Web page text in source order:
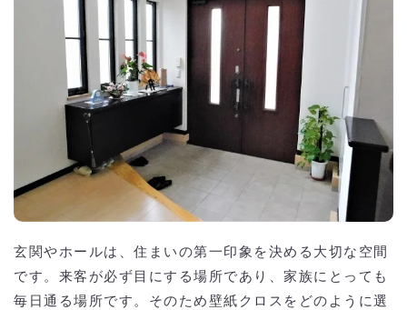
玄関やホールは、住まいの第一印象を決める大切な空間
です。来客が必ず目にする場所であり、家族にとっても
毎日通る場所です。そのため壁紙クロスをどのように選